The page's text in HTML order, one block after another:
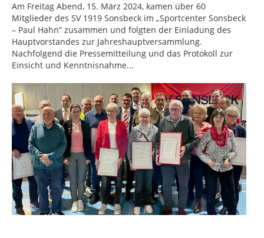
Am Freitag Abend, 15. März 2024, kamen über 60
Mitglieder des SV 1919 Sonsbeck im „Sportcenter Sonsbeck
– Paul Hahn“ zusammen und folgten der Einladung des
Hauptvorstandes zur Jahreshauptversammlung.
Nachfolgend die Pressemitteilung und das Protokoll zur
Einsicht und Kenntnisnahme...